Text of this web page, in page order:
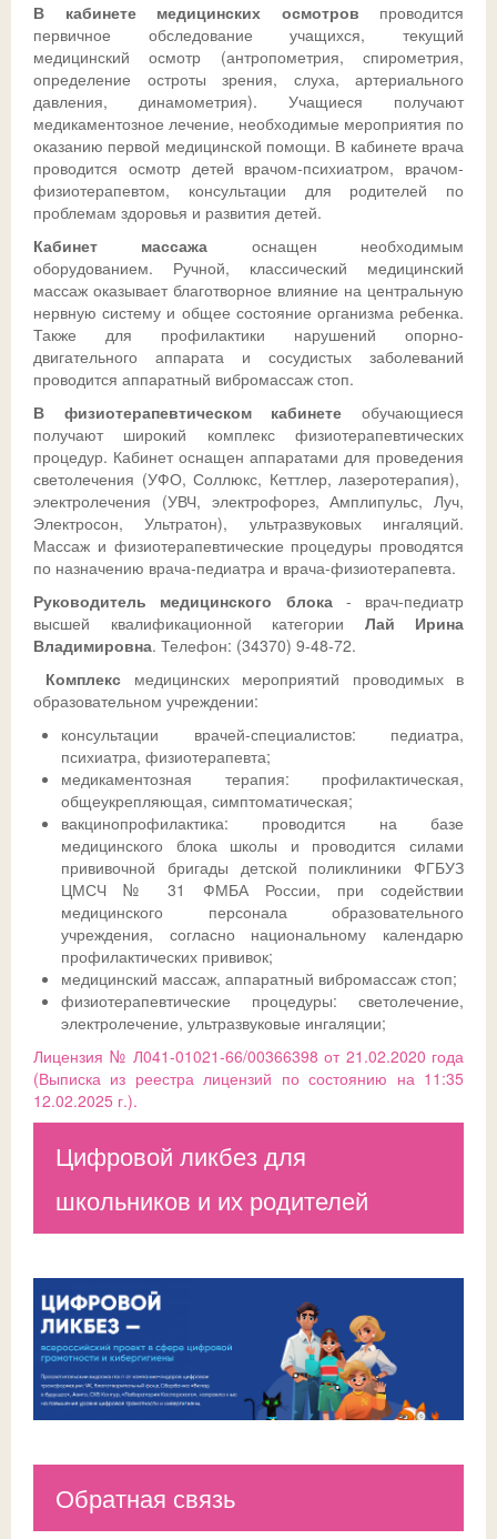
В кабинете медицинских осмотров проводится
первичное обследование учащихся, текущий
медицинский осмотр (антропометрия, спирометрия,
определение остроты зрения, слуха, артериального
давления, динамометрия). Учащиеся получают
медикаментозное лечение, необходимые мероприятия по
оказанию первой медицинской помощи. В кабинете врача
проводится осмотр детей врачом-психиатром, врачом-
физиотерапевтом, консультации для родителей по
проблемам здоровья и развития детей.
Кабинет массажа оснащен необходимым
оборудованием. Ручной, классический медицинский
массаж оказывает благотворное влияние на центральную
нервную систему и общее состояние организма ребенка.
Также для профилактики нарушений опорно-
двигательного аппарата и сосудистых заболеваний
проводится аппаратный вибромассаж стоп.
В физиотерапевтическом кабинете обучающиеся
получают широкий комплекс физиотерапевтических
процедур. Кабинет оснащен аппаратами для проведения
светолечения (УФО, Соллюкс, Кеттлер, лазеротерапия),
электролечения (УВЧ, электрофорез, Амплипульс, Луч,
Электросон, Ультратон), ультразвуковых ингаляций.
Массаж и физиотерапевтические процедуры проводятся
по назначению врача-педиатра и врача-физиотерапевта.
Руководитель медицинского блока- врач-педиатр
высшей квалификационной категории Лай Ирина
Владимировна. Телефон: (34370) 9-48-72.
Комплекс медицинских мероприятий проводимых в
образовательном учреждении:
консультации врачей-специалистов: педиатра,
психиатра, физиотерапевта;
медикаментозная терапия: профилактическая,
общеукрепляющая, симптоматическая;
вакцинопрофилактика: проводится на базе
медицинского блока школы и проводится силами
прививочной бригады детской поликлиники ФГБУЗ
ЦМСЧ № 31 ФМБА России, при содействии
медицинского персонала образовательного
учреждения, согласно национальному календарю
профилактических прививок;
медицинский массаж, аппаратный вибромассаж стоп;
физиотерапевтические процедуры: светолечение,
электролечение, ультразвуковые ингаляции;
Лицензия № Л041-01021-66/00366398 от 21.02.2020 года
(Выписка из реестра лицензий по состоянию на 11:35
12.02.2025 г.).
Цифровой ликбез для
школьников и их родителей
Обратная связь